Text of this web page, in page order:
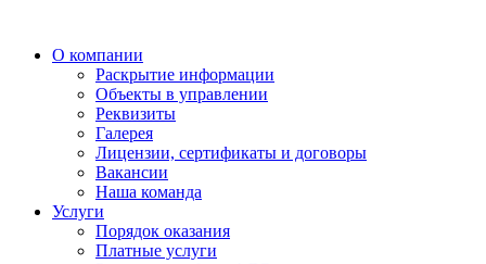
О компании
Раскрытие информации
Объекты в управлении
Реквизиты
Галерея
Лицензии, сертификаты и договоры
Вакансии
Наша команда
Услуги
Порядок оказания
Платные услуги